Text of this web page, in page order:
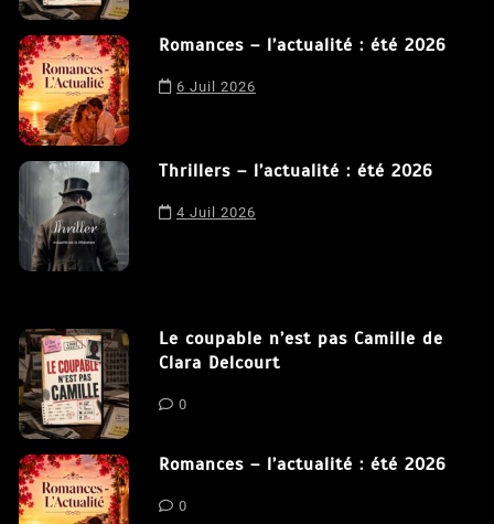
Romances – l’actualité : été 2026
6 Juil 2026
Thrillers – l’actualité : été 2026
4 Juil 2026
Le coupable n’est pas Camille de
Clara Delcourt
0
Romances – l’actualité : été 2026
0
Nous utilisons des cookies afin de vous offrir la meilleure
expérience possible sur notre site. En poursuivant votre
navigation sur ce site, vous acceptez notre utilisation de